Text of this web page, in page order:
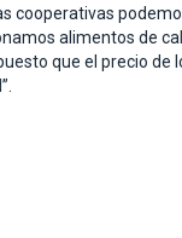
cooperativas
alimentos de
que el precio